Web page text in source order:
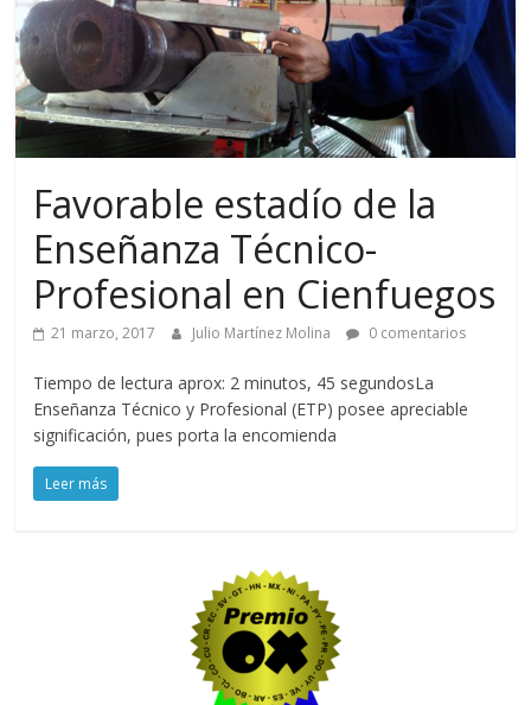
Favorable estadío de la
Enseñanza Técnico-
Profesional en Cienfuegos
21 marzo, 2017 Julio Martínez Molina 0 comentarios
Tiempo de lectura aprox: 2 minutos, 45 segundosLa
Enseñanza Técnico y Profesional (ETP) posee apreciable
significación, pues porta la encomienda
Leer más